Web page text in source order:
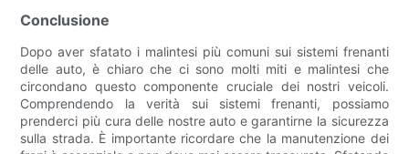
Conclusione
Dopo aver sfatato i malintesi più comuni sui sistemi frenanti
delle auto, è chiaro che ci sono molti miti e malintesi che
circondano questo componente cruciale dei nostri veicoli.
Comprendendo la verità sui sistemi frenanti, possiamo
prenderci più cura delle nostre auto e garantirne la sicurezza
sulla strada. È importante ricordare che la manutenzione dei